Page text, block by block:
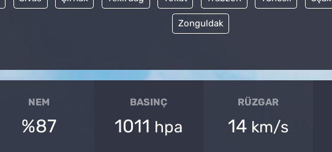
Zonguldak
NEM
%87
BASINÇ
1011 hpa
RÜZGAR
14 km/s